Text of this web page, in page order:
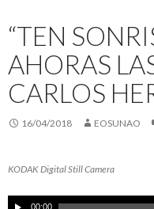
“TEN
AHORAS
CARLOS
16/04/2018 EOSUNAO
KODAK Digital Still Camera
R 00:00